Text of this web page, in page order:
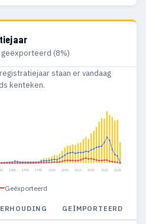
geëxporteerd (8%)
staan er vandaag
kenteken.
1985 1990 1995 2000 2005 2010 2015 2020 2025
Geëxporteerd
GEÏMPORTEERD